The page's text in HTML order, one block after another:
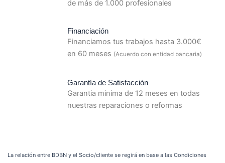
de más de 1.000 profesionales
Financiación
Financiamos tus trabajos hasta 3.000€
en 60 meses (Acuerdo con entidad bancaria)
Garantía de Satisfacción
Garantia minima de 12 meses en todas
nuestras reparaciones o reformas
La relación entre BDBN y el Socio/cliente se regirá en base a las Condiciones